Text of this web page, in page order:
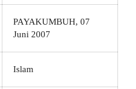
PAYAKUMBUH, 07
Juni 2007
Islam